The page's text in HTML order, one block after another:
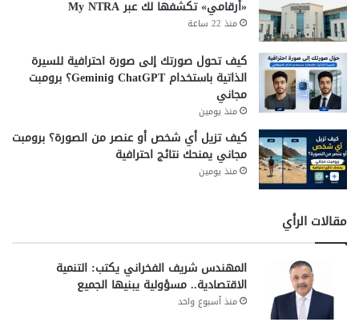
«أرقامي» تكشفها لك عبر My NTRA
منذ 22 ساعة
كيف تحول صورتك إلى صورة احترافية للسيرة
الذاتية باستخدام ChatGPT وGemini؟ برومبت
مجاني
منذ يومين
كيف تزيل أي شخص أو عنصر من الصورة؟ برومبت
مجاني يمنحك نتائج احترافية
منذ يومين
مقالات الرأي
المهندس شريف الفخراني يكتب: التنمية
الاقتصادية.. مسؤولية يبنيها الجميع
منذ أسبوع واحد